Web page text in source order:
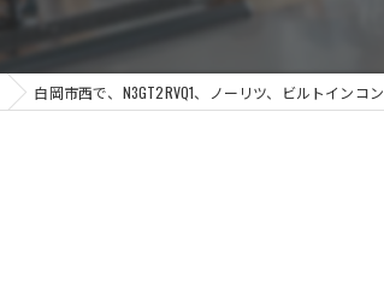
ビルトイン食洗機
浴室換気扇
白岡市西で、N3GT2RVQ1、ノーリツ、ビルトインコ